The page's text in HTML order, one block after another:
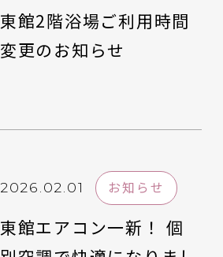
東館2階浴場ご利用時間
変更のお知らせ
2026.02.01 お知らせ
東館エアコン一新！ 個